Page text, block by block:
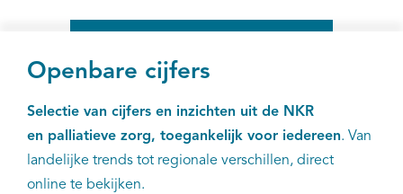
Openbare cijfers
Selectie van cijfers en inzichten uit de NKR
en palliatieve zorg, toegankelijk voor iedereen. Van
landelijke trends tot regionale verschillen, direct
online te bekijken.